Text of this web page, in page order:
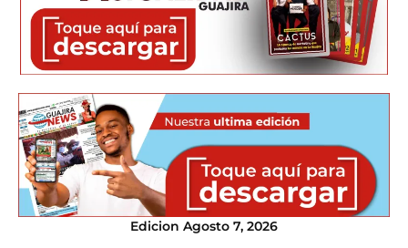
Edicion Agosto 7, 2026